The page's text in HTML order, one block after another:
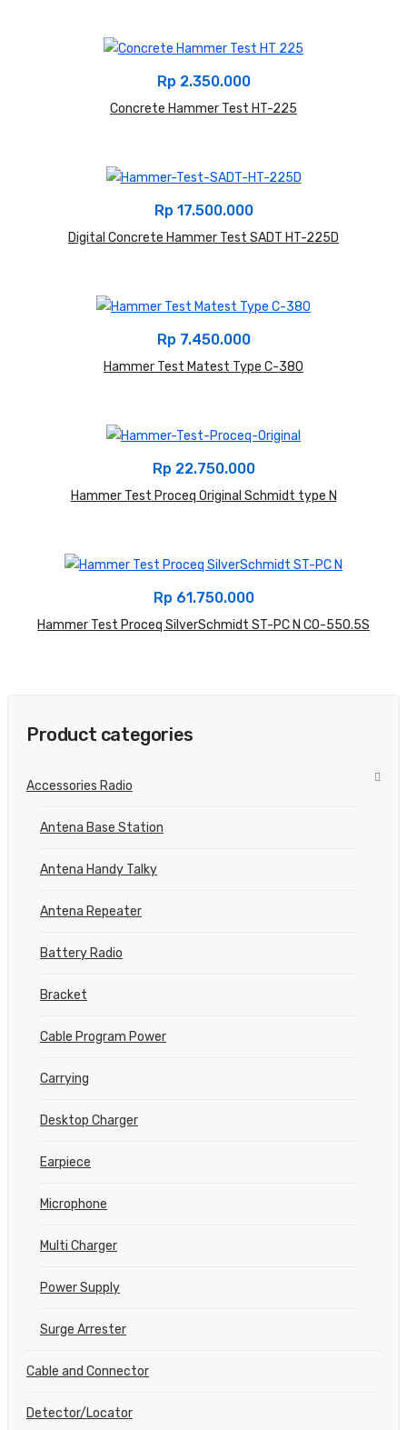
Rp 2.350.000
Concrete Hammer Test HT-225
Rp 17.500.000
Digital Concrete Hammer Test SADT HT-225D
Rp 7.450.000
Hammer Test Matest Type C-380
Rp 22.750.000
Hammer Test Proceq Original Schmidt type N
Rp 61.750.000
Hammer Test Proceq SilverSchmidt ST-PC N CO-550.5S
Product categories
Accessories Radio
Antena Base Station
Antena Handy Talky
Antena Repeater
Battery Radio
Bracket
Cable Program Power
Carrying
Desktop Charger
Earpiece
Microphone
Multi Charger
Power Supply
Surge Arrester
Cable and Connector
Detector/Locator